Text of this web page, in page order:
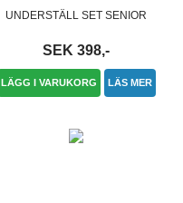
UNDERSTÄLL SET SENIOR
SEK 398,-
LÄGG I VARUKORG LÄS MER